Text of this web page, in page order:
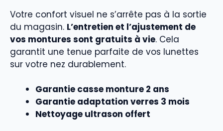
Votre confort visuel ne s’arrête pas à la sortie
du magasin. L’entretien et l’ajustement de
vos montures sont gratuits à vie. Cela
garantit une tenue parfaite de vos lunettes
sur votre nez durablement.
Garantie casse monture 2 ans
Garantie adaptation verres 3 mois
Nettoyage ultrason offert